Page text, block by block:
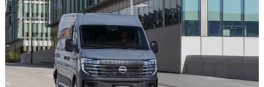
Flottes
Auto
Services